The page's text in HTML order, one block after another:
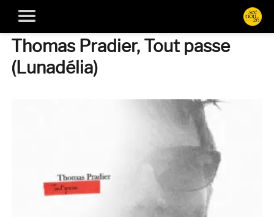
Thomas Pradier, Tout passe
(Lunadélia)